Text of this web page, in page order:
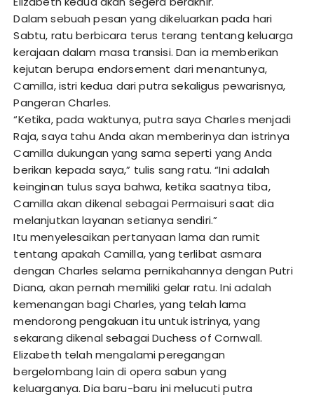
Dalam sebuah pesan yang dikeluarkan pada hari
Sabtu, ratu berbicara terus terang tentang keluarga
kerajaan dalam masa transisi. Dan ia memberikan
kejutan berupa endorsement dari menantunya,
Camilla, istri kedua dari putra sekaligus pewarisnya,
Pangeran Charles.
“Ketika, pada waktunya, putra saya Charles menjadi
Raja, saya tahu Anda akan memberinya dan istrinya
Camilla dukungan yang sama seperti yang Anda
berikan kepada saya,” tulis sang ratu. “Ini adalah
keinginan tulus saya bahwa, ketika saatnya tiba,
Camilla akan dikenal sebagai Permaisuri saat dia
melanjutkan layanan setianya sendiri.”
Itu menyelesaikan pertanyaan lama dan rumit
tentang apakah Camilla, yang terlibat asmara
dengan Charles selama pernikahannya dengan Putri
Diana, akan pernah memiliki gelar ratu. Ini adalah
kemenangan bagi Charles, yang telah lama
mendorong pengakuan itu untuk istrinya, yang
sekarang dikenal sebagai Duchess of Cornwall.
Elizabeth telah mengalami peregangan
bergelombang lain di opera sabun yang
keluarganya. Dia baru-baru ini melucuti putra